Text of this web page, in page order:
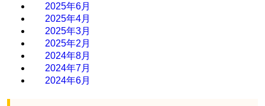
2025年6月
2025年4月
2025年3月
2025年2月
2024年8月
2024年7月
2024年6月